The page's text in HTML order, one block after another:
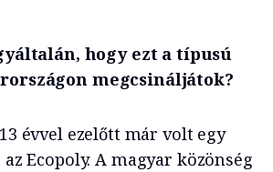
hogy ezt a típusú
megcsináljátok?
évvel ezelőtt már volt egy
Ecopoly. A magyar közönség